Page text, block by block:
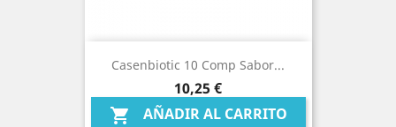
Casenbiotic 10 Comp Sabor...
Precio
10,25 €
 AÑADIR AL CARRITO